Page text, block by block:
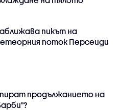
пикът на
поток Персеиди
продължанието на